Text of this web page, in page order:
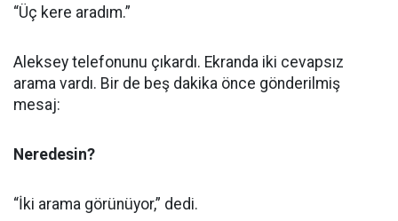
“Üç kere aradım.”
Aleksey telefonunu çıkardı. Ekranda iki cevapsız
arama vardı. Bir de beş dakika önce gönderilmiş
mesaj:
Neredesin?
“İki arama görünüyor,” dedi.